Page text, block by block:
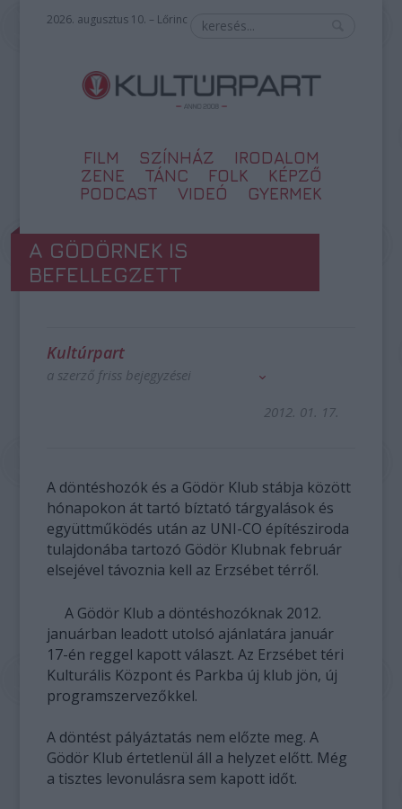
2026. augusztus 10. – Lőrinc
FILM SZÍNHÁZ
IRODALOM
ZENE
TÁNC FOLK
KÉPZŐ
PODCAST
VIDEÓ GYERMEK
A GÖDÖRNEK IS
BEFELLEGZETT
Kultúrpart
a szerző friss bejegyzései
2012. 01. 17.
A döntéshozók és a Gödör Klub stábja között
hónapokon át tartó bíztató tárgyalások és
együttműködés után az UNI-CO építésziroda
tulajdonába tartozó Gödör Klubnak február
elsejével távoznia kell az Erzsébet térről.
A Gödör Klub a döntéshozóknak 2012.
januárban leadott utolsó ajánlatára január
17-én reggel kapott választ. Az Erzsébet téri
Kulturális Központ és Parkba új klub jön, új
programszervezőkkel.
A döntést pályáztatás nem előzte meg. A
Gödör Klub értetlenül áll a helyzet előtt. Még
a tisztes levonulásra sem kapott időt.